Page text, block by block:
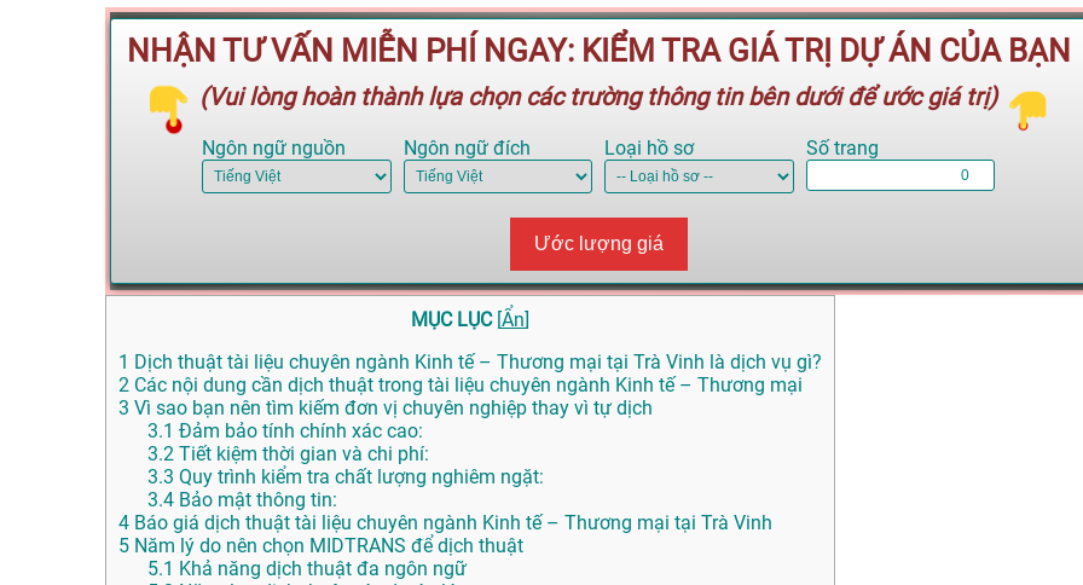
NHẬN TƯ VẤN MIỄN PHÍ NGAY: KIỂM TRA GIÁ TRỊ DỰ ÁN CỦA BẠN
(Vui lòng hoàn thành lựa chọn các trường thông tin bên dưới để ước giá trị)
Ngôn ngữ nguồn Ngôn ngữ đích Loại hồ sơ Số trang
Ước lượng giá
MỤC LỤC [Ẩn]
1 Dịch thuật tài liệu chuyên ngành Kinh tế – Thương mại tại Trà Vinh là dịch vụ gì?
2 Các nội dung cần dịch thuật trong tài liệu chuyên ngành Kinh tế – Thương mại
3 Vì sao bạn nên tìm kiếm đơn vị chuyên nghiệp thay vì tự dịch
3.1 Đảm bảo tính chính xác cao:
3.2 Tiết kiệm thời gian và chi phí:
3.3 Quy trình kiểm tra chất lượng nghiêm ngặt:
3.4 Bảo mật thông tin:
4 Báo giá dịch thuật tài liệu chuyên ngành Kinh tế – Thương mại tại Trà Vinh
5 Năm lý do nên chọn MIDTRANS để dịch thuật
5.1 Khả năng dịch thuật đa ngôn ngữ